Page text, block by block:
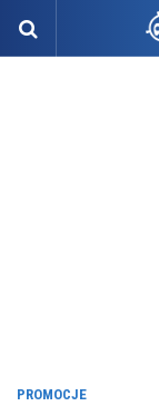
PROMOCJE